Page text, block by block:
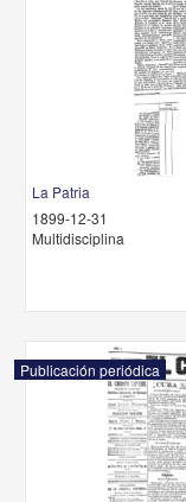
La Patria
1899-12-31
Multidisciplina
Publicación periódica